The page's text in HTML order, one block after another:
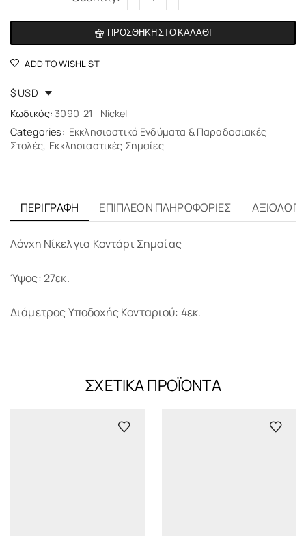
ΠΡΟΣΘΉΚΗ ΣΤΟ ΚΑΛΆΘΙ
ADD TO WISHLIST
$ USD
Κωδικός: 3090-21_Nickel
Categories: Εκκλησιαστικά Ενδύματα & Παραδοσιακές
Στολές, Εκκλησιαστικές Σημαίες
ΠΕΡΙΓΡΑΦΉ ΕΠΙΠΛΈΟΝ ΠΛΗΡΟΦΟΡΊΕΣ
Λόνχη Νίκελ για Κοντάρι Σημαίας
Ύψος: 27εκ.
Διάμετρος Υποδοχής Κονταριού: 4εκ.
ΣΧΕΤΙΚΆ ΠΡΟΪΌΝΤΑ